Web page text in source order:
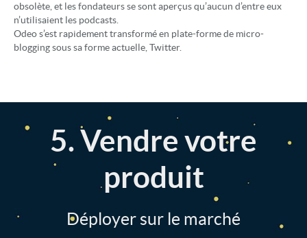
obsolète, et les fondateurs se sont aperçus qu’aucun d’entre eux
n’utilisaient les podcasts.
Odeo s’est rapidement transformé en plate-forme de micro-
blogging sous sa forme actuelle, Twitter.
5. Vendre votre
produit
Déployer sur le marché